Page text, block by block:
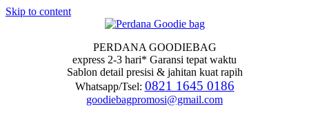
Skip to content
PERDANA GOODIEBAG
express 2-3 hari* Garansi tepat waktu
Sablon detail presisi & jahitan kuat rapih
Whatsapp/Tsel: 0821 1645 0186
goodiebagpromosi@gmail.com